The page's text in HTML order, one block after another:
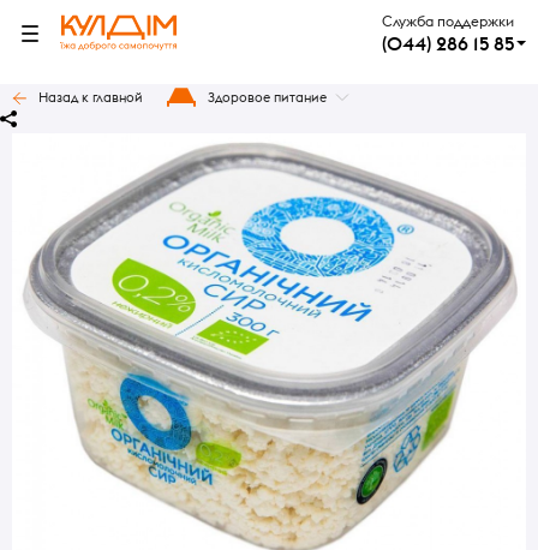
Служба поддержки
(044) 286 15 85
Назад к главной Здоровое питание